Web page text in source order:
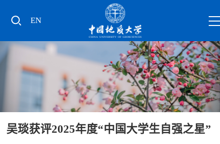
EN
吴琰获评2025年度“中国大学生自强之星”